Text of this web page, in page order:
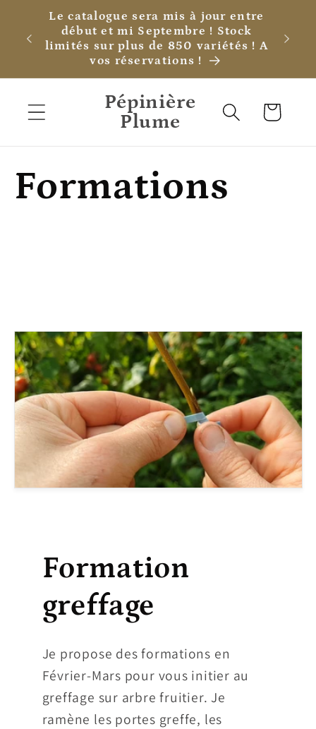
passer
au
contenu
Le catalogue sera mis à jour entre
début et mi Septembre ! Stock
limités sur plus de 850 variétés ! A
vos réservations !
Pépinière
Plume
Panier
Formations
Formation
greffage
Je propose des formations en
Février-Mars pour vous initier au
greffage sur arbre fruitier. Je
ramène les portes greffe, les